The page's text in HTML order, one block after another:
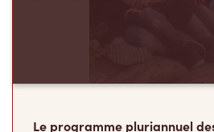
Fondation Tim Hortons®